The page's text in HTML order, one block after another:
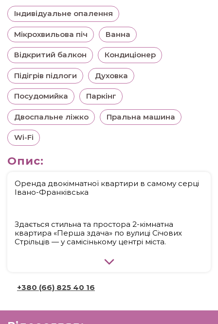
Індивідуальне опалення
Мікрохвильова піч Ванна
Відкритий балкон Кондиціонер
Підігрів підлоги Духовка
Посудомийка Паркінг
Двоспальне ліжко Пральна машина
Wi-Fi
Опис:
Оренда двокімнатної квартири в самому серці
Івано-Франківська
Здається стильна та простора 2-кімнатна
квартира «Перша здача» по вулиці Січових
Стрільців — у самісінькому центрі міста.
Локація просто мрія: всього 2 хвилини до
стометрівки, улюблених кав’ярень, ресторанів
+380 (66) 825 40 16